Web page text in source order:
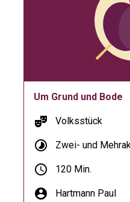
Um Grund und Bode
theater_comedy Volksstück
timelapse Zwei- und
schedule 120 Min.
account_circle Hartmann Paul